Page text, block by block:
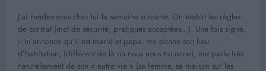
J’ai rendez-vous chez lui la semaine suivante. On établit les règles
de contrat (mot de sécurité, pratiques acceptées…). Une fois signé,
il m’annonce qu’il est marié et papa, me donne son lieu
d’habitation, (différent de là où nous nous trouvons), me parle très
naturellement de son « autre vie » (sa femme, sa maison sur les